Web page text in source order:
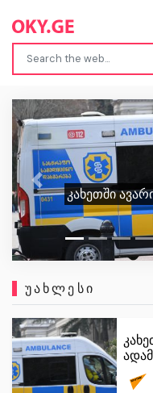
Previous
ᲣᲐᲮᲚᲔᲡᲘ